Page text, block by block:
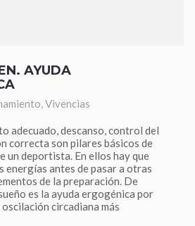
AYUDA
,Vivencias
adecuado, descanso, control del
correcta son pilares básicos de
un deportista. En ellos hay que
energías antes de pasar a otras
de la preparación. De
es la ayuda ergogénica por
circadiana más